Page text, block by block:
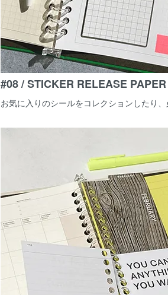
#08 / STICKER RELEASE PAPER
お気に入りのシールをコレクションしたり